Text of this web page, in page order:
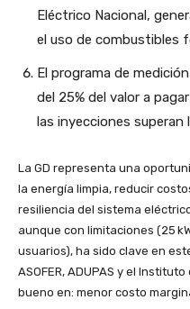
Eléctrico Nacional,
el uso de combustibles
El programa de
del 25% del valor a
las inyecciones superan
La GD representa una
la energía limpia, reducir
resiliencia del sistema
aunque con limitaciones (25
usuarios), ha sido clave en
ASOFER, ADUPAS y el
bueno en: menor costo